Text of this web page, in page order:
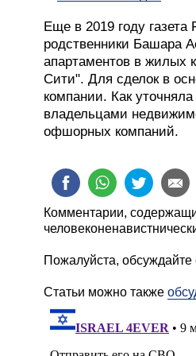
Еще в 2019 году газета
родственники Башара
апартаментов в жилых
Сити". Для сделок в
компании. Как
владельцами
офшорных компаний.
Комментарии,
Пожалуйста, обсуждайте
Статьи можно также